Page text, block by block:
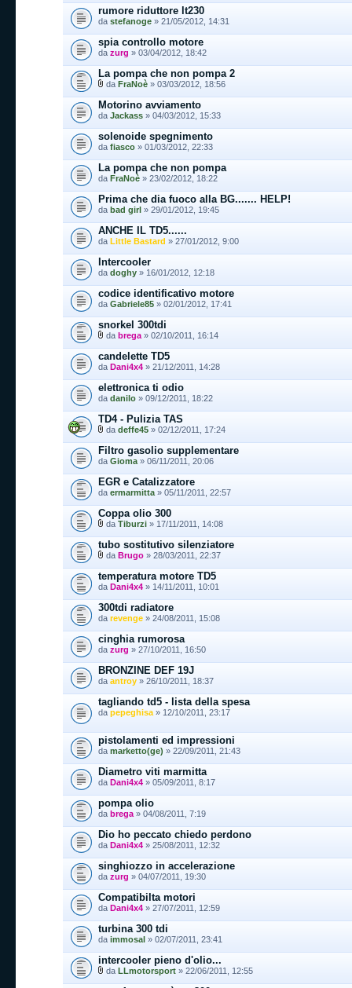
rumore riduttore lt230
da stefanoge » 21/05/2012, 14:31
spia controllo motore
da zurg » 03/04/2012, 18:42
La pompa che non pompa 2
da FraNoè » 03/03/2012, 18:56
Motorino avviamento
da Jackass » 04/03/2012, 15:33
solenoide spegnimento
da fiasco » 01/03/2012, 22:33
La pompa che non pompa
da FraNoè » 23/02/2012, 18:22
Prima che dia fuoco alla BG....... HELP!
da bad girl » 29/01/2012, 19:45
ANCHE IL TD5......
da Little Bastard » 27/01/2012, 9:00
Intercooler
da doghy » 16/01/2012, 12:18
codice identificativo motore
da Gabriele85 » 02/01/2012, 17:41
snorkel 300tdi
da brega » 02/10/2011, 16:14
candelette TD5
da Dani4x4 » 21/12/2011, 14:28
elettronica ti odio
da danilo » 09/12/2011, 18:22
TD4 - Pulizia TAS
da deffe45 » 02/12/2011, 17:24
Filtro gasolio supplementare
da Gioma » 06/11/2011, 20:06
EGR e Catalizzatore
da ermarmitta » 05/11/2011, 22:57
Coppa olio 300
da Tiburzi » 17/11/2011, 14:08
tubo sostitutivo silenziatore
da Brugo » 28/03/2011, 22:37
temperatura motore TD5
da Dani4x4 » 14/11/2011, 10:01
300tdi radiatore
da revenge » 24/08/2011, 15:08
cinghia rumorosa
da zurg » 27/10/2011, 16:50
BRONZINE DEF 19J
da antroy » 26/10/2011, 18:37
tagliando td5 - lista della spesa
da pepeghisa » 12/10/2011, 23:17
pistolamenti ed impressioni
da marketto(ge) » 22/09/2011, 21:43
Diametro viti marmitta
da Dani4x4 » 05/09/2011, 8:17
pompa olio
da brega » 04/08/2011, 7:19
Dio ho peccato chiedo perdono
da Dani4x4 » 25/08/2011, 12:32
singhiozzo in accelerazione
da zurg » 04/07/2011, 19:30
Compatibilta motori
da Dani4x4 » 27/07/2011, 12:59
turbina 300 tdi
da immosal » 02/07/2011, 23:41
intercooler pieno d'olio...
da LLmotorsport » 22/06/2011, 12:55